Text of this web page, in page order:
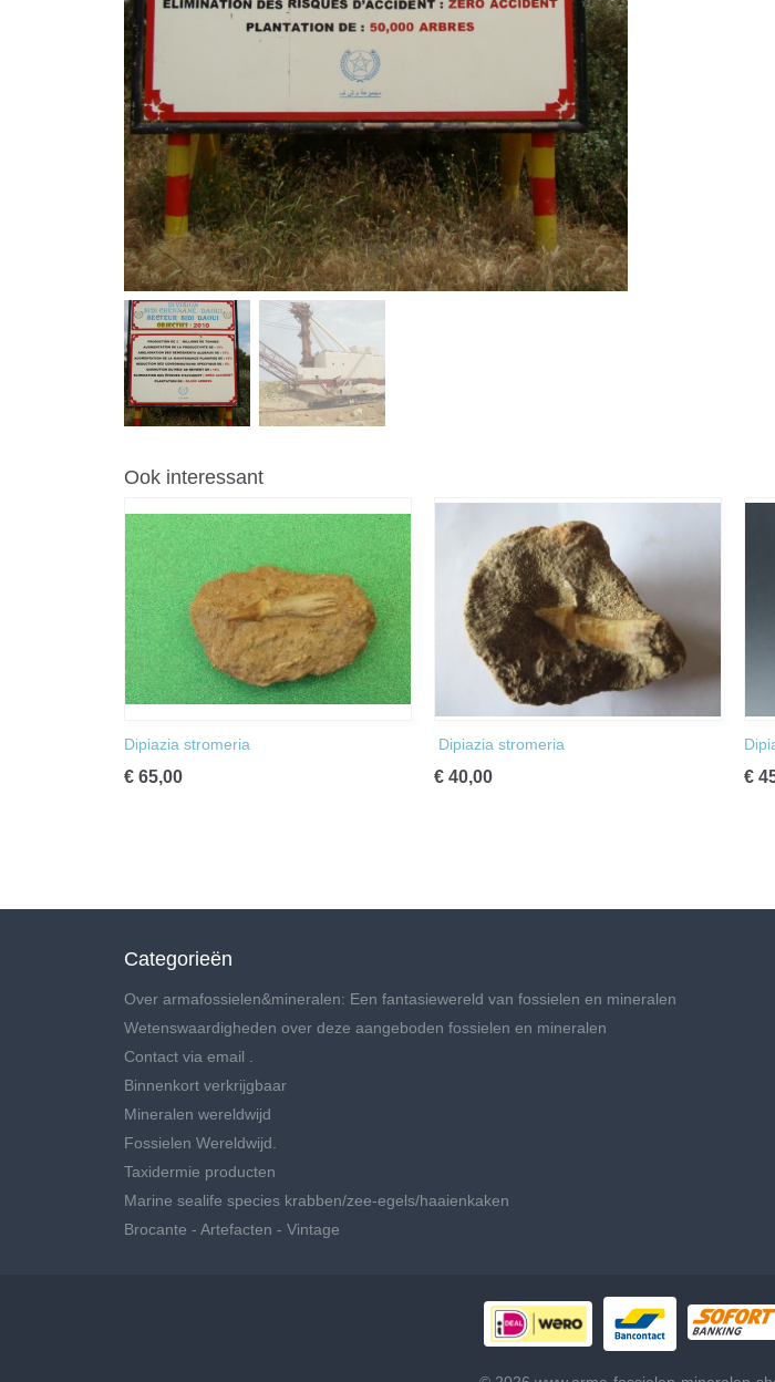
Ook interessant
Dipiazia stromeria
€ 65,00
Dipiazia stromeria
€ 40,00 €
Categorieën
Over armafossielen&mineralen: Een fantasiewereld van fossielen en mineralen
Wetenswaardigheden over deze aangeboden fossielen en mineralen
Contact via email .
Binnenkort verkrijgbaar
Mineralen wereldwijd
Fossielen Wereldwijd.
Taxidermie producten
Marine sealife species krabben/zee-egels/haaienkaken
Brocante - Artefacten - Vintage